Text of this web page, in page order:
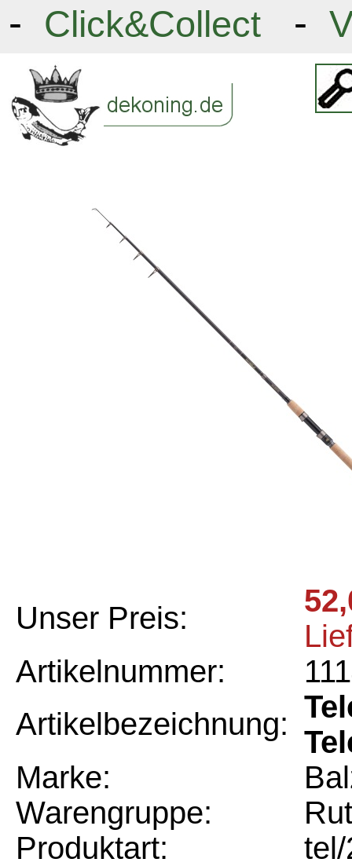
- Click&Collect -
Unser Preis:
Artikelnummer:
Artikelbezeichnung:
Marke:
Warengruppe:
Produktart: